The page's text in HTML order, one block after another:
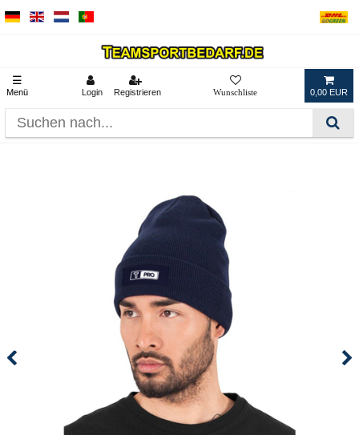
☰
Menü Login Registrieren 0,00 EUR